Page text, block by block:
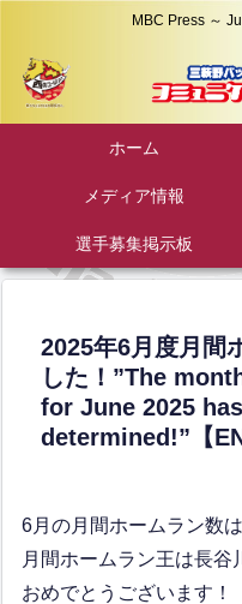
MBC Press ～
ホーム
メディア情報
選手募集掲示板
2025年6月度月間
した！”The
for June 2025
determined!”【
6月の月間ホームラン数は
月間ホームラン王は長谷
おめでとうございます！